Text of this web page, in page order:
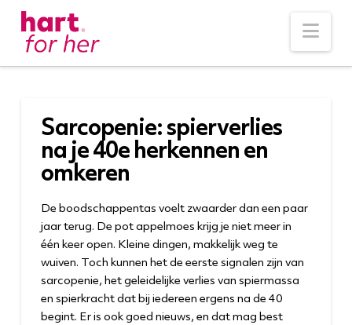
Sarcopenie: spierverlies
na je 40e herkennen en
omkeren
De boodschappentas voelt zwaarder dan een paar
jaar terug. De pot appelmoes krijg je niet meer in
één keer open. Kleine dingen, makkelijk weg te
wuiven. Toch kunnen het de eerste signalen zijn van
sarcopenie, het geleidelijke verlies van spiermassa
en spierkracht dat bij iedereen ergens na de 40
begint. Er is ook goed nieuws, en dat mag best